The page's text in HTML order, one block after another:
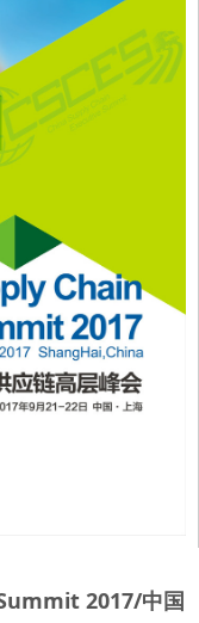
2017/中国